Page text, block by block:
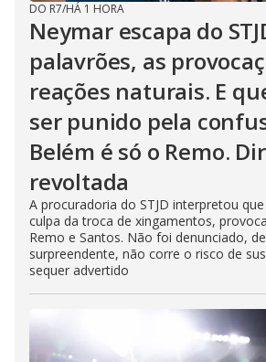
DO R7/HÁ 1 HORA
Neymar escapa do
palavrões, as
reações naturais. E
ser punido pela
Belém é só o Remo.
revoltada
A procuradoria do STJD interpretou
culpa da troca de xingamentos,
Remo e Santos. Não foi denunciado,
surpreendente, não corre o risco de
sequer advertido